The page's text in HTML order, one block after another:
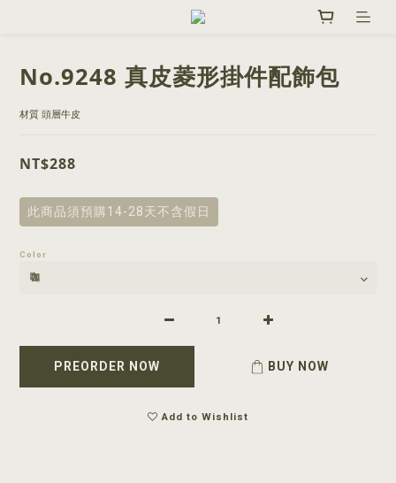
No.9248 真皮菱形掛件配飾包
材質 頭層牛皮
NT$288
此商品須預購14-28天不含假日
Color
PREORDER NOW BUY NOW
Add to Wishlist